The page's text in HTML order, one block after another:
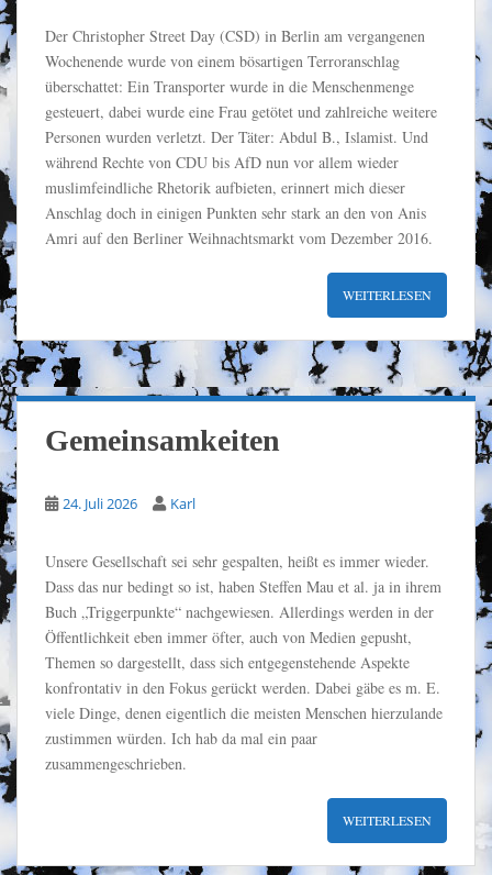
Der Christopher Street Day (CSD) in Berlin am vergangenen
Wochenende wurde von einem bösartigen Terroranschlag
überschattet: Ein Transporter wurde in die Menschenmenge
gesteuert, dabei wurde eine Frau getötet und zahlreiche weitere
Personen wurden verletzt. Der Täter: Abdul B., Islamist. Und
während Rechte von CDU bis AfD nun vor allem wieder
muslimfeindliche Rhetorik aufbieten, erinnert mich dieser
Anschlag doch in einigen Punkten sehr stark an den von Anis
Amri auf den Berliner Weihnachtsmarkt vom Dezember 2016.
WEITERLESEN
Gemeinsamkeiten
24. Juli 2026 Karl
Unsere Gesellschaft sei sehr gespalten, heißt es immer wieder.
Dass das nur bedingt so ist, haben Steffen Mau et al. ja in ihrem
Buch „Triggerpunkte“ nachgewiesen. Allerdings werden in der
Öffentlichkeit eben immer öfter, auch von Medien gepusht,
Themen so dargestellt, dass sich entgegenstehende Aspekte
konfrontativ in den Fokus gerückt werden. Dabei gäbe es m. E.
viele Dinge, denen eigentlich die meisten Menschen hierzulande
zustimmen würden. Ich hab da mal ein paar
zusammengeschrieben.
WEITERLESEN